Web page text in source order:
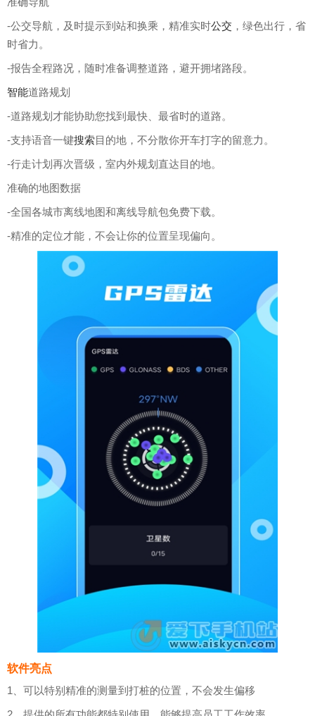
-公交导航，及时提示到站和换乘，精准实时公交 ，绿色出行，省
时省力。
-报告全程路况，随时准备调整道路，避开拥堵路段。
智能道路规划
-道路规划才能协助您找到最快、最省时的道路。
-支持语音一键搜索目的地，不分散你开车打字的留意力。
-行走计划再次晋级，室内外规划直达目的地。
准确的地图数据
-全国各城市离线地图和离线导航包免费下载。
-精准的定位才能，不会让你的位置呈现偏向。
软件亮点
1、可以特别精准的测量到打桩的位置，不会发生偏移